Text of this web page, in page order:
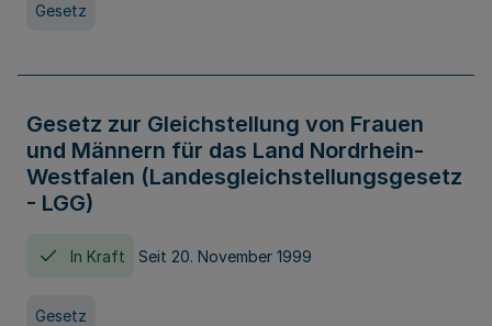
Gesetz
Gesetz zur Gleichstellung von Frauen
und Männern für das Land Nordrhein-
Westfalen (Landesgleichstellungsgesetz
- LGG)
In Kraft Seit 20. November 1999
Gesetz